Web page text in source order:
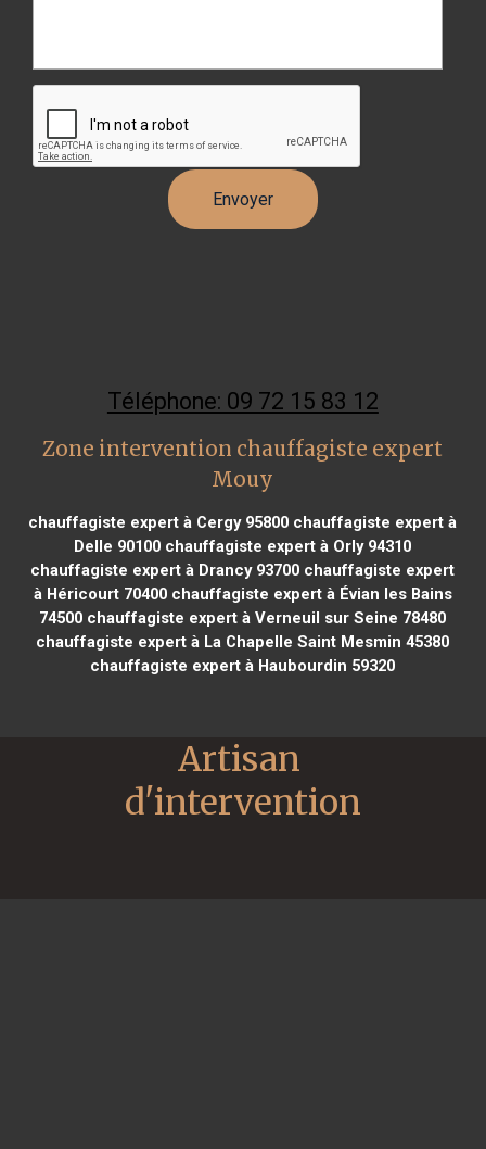
Téléphone: 09 72 15 83 12
Zone intervention chauffagiste expert
Mouy
chauffagiste expert à Cergy 95800 chauffagiste expert à
Delle 90100 chauffagiste expert à Orly 94310
chauffagiste expert à Drancy 93700 chauffagiste expert
à Héricourt 70400chauffagiste expert à Évian les Bains
74500 chauffagiste expert à Verneuil sur Seine 78480
chauffagiste expert à La Chapelle Saint Mesmin 45380
chauffagiste expert à Haubourdin 59320
Artisan
d'intervention